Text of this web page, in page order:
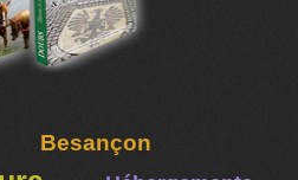
Besançon